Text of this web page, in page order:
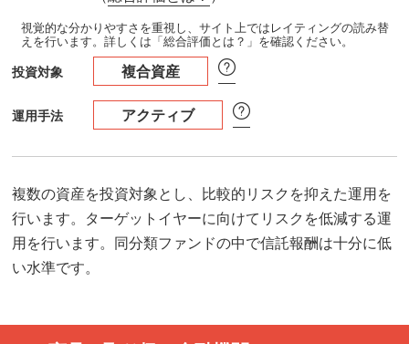
視覚的な分かりやすさを重視し、サイト上ではレイティングの読み替
えを行います。詳しくは「総合評価とは？」を確認ください。
投資対象 複合資産
運用手法 アクティブ
複数の資産を投資対象とし、比較的リスクを抑えた運用を
行います。ターゲットイヤーに向けてリスクを低減する運
用を行います。同分類ファンドの中で信託報酬は十分に低
い水準です。